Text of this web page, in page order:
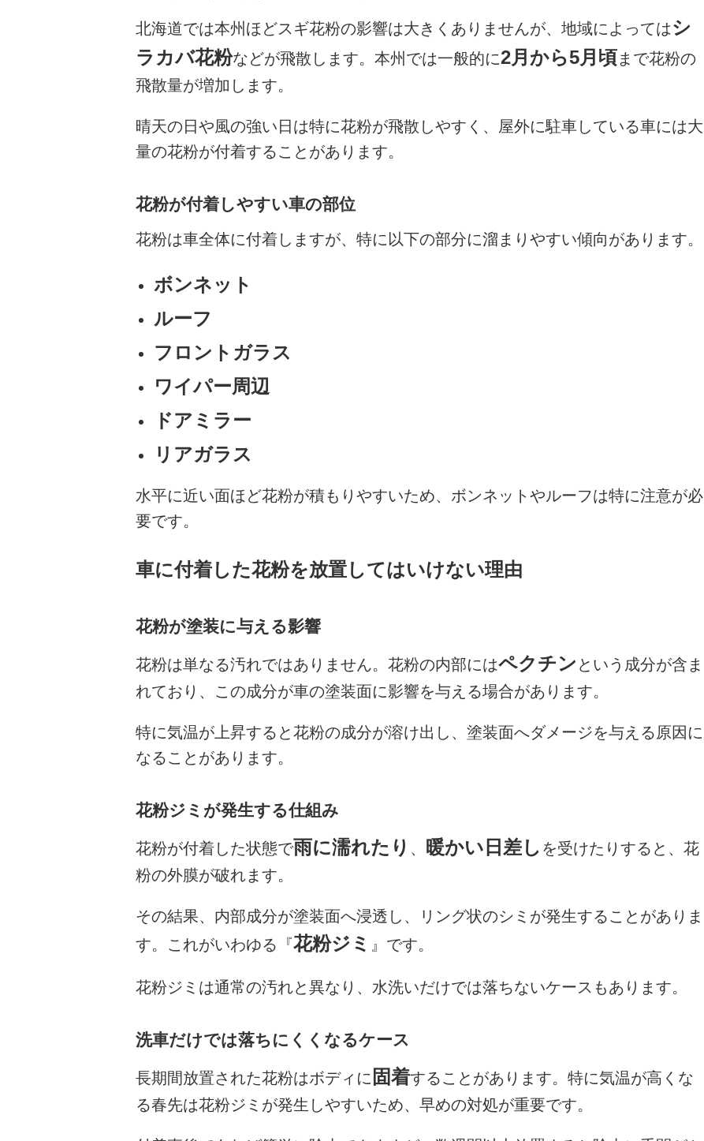
北海道では本州ほどスギ花粉の影響は大きくありませんが、地域によってはシ
ラカバ花粉などが飛散します。本州では一般的に2月から5月頃まで花粉の
飛散量が増加します。
晴天の日や風の強い日は特に花粉が飛散しやすく、屋外に駐車している車には大
量の花粉が付着することがあります。
花粉が付着しやすい車の部位
花粉は車全体に付着しますが、特に以下の部分に溜まりやすい傾向があります。
ボンネット
ルーフ
フロントガラス
ワイパー周辺
ドアミラー
リアガラス
水平に近い面ほど花粉が積もりやすいため、ボンネットやルーフは特に注意が必
要です。
車に付着した花粉を放置してはいけない理由
花粉が塗装に与える影響
花粉は単なる汚れではありません。花粉の内部にはペクチン という成分が含ま
れており、この成分が車の塗装面に影響を与える場合があります。
特に気温が上昇すると花粉の成分が溶け出し、塗装面へダメージを与える原因に
なることがあります。
花粉ジミが発生する仕組み
花粉が付着した状態で雨に濡れたり 、 暖かい日差し を受けたりすると、花
粉の外膜が破れます。
その結果、内部成分が塗装面へ浸透し、リング状のシミが発生することがありま
す。これがいわゆる『花粉ジミ 』です。
花粉ジミは通常の汚れと異なり、水洗いだけでは落ちないケースもあります。
洗車だけでは落ちにくくなるケース
長期間放置された花粉はボディに 固着することがあります。特に気温が高くな
る春先は花粉ジミが発生しやすいため、早めの対処が重要です。